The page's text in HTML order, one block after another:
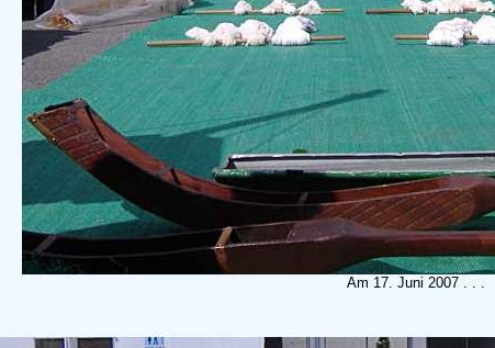
Am 17. Juni 2007 . . .